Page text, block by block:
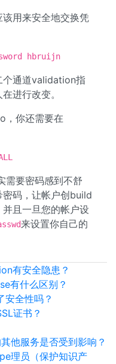
用来安全地交换凭
hbruijn
个通道validation指
进行改变。
，你还需要在
需要密码感到不舒
密码，让帐户创build
且一旦您的帐户设
来设置你自己的
有安全隐患？
有什么区别？
安全性吗？
证书？
他服务是否受到影响？
理员（保护知识产